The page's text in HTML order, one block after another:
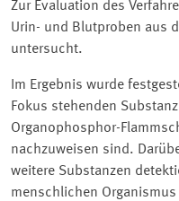
Zur Evaluation des
Urin- und Blutproben aus
untersucht.
Im Ergebnis wurde
Fokus stehenden
Organophosphor-
nachzuweisen sind.
weitere Substanzen
menschlichen